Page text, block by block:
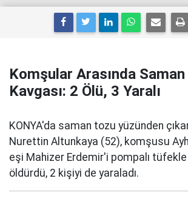
Komşular Arasında Saman
Kavgası: 2 Ölü, 3 Yaralı
KONYA'da saman tozu yüzünden
Nurettin Altunkaya (52), komşusu
eşi Mahizer Erdemir'i pompalı
öldürdü, 2 kişiyi de yaraladı.